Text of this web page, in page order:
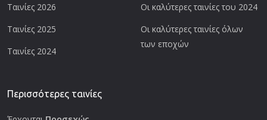
Ταινίες 2026
Ταινίες 2025
Ταινίες 2024
Οι καλύτερες ταινίες του 2024
Οι καλύτερες ταινίες όλων
των εποχών
Περισσότερες ταινίες